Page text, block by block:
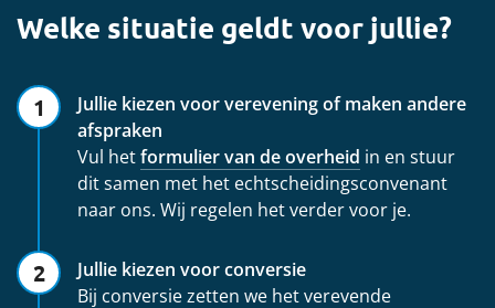
Welke situatie geldt voor jullie?
Jullie kiezen voor verevening of maken andere
afspraken
Vul hetformulier van de overheid in en stuur
dit samen met het echtscheidingsconvenant
naar ons. Wij regelen het verder voor je.
Jullie kiezen voor conversie
Bij conversie zetten we het verevende